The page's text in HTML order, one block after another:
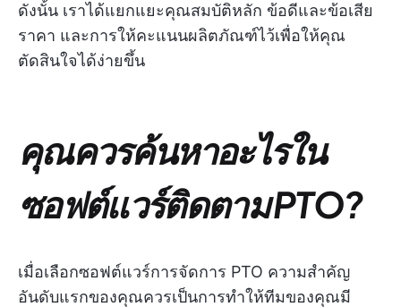
ดังนั้น เราได้แยกแยะคุณสมบัติหลัก ข้อดีและข้อเสีย
ราคา และการให้คะแนนผลิตภัณฑ์ไว้เพื่อให้คุณ
ตัดสินใจได้ง่ายขึ้น
คุณควรค้นหาอะไรใน
ซอฟต์แวร์ติดตาม PTO?
เมื่อเลือกซอฟต์แวร์การจัดการ PTO ความสำคัญ
อันดับแรกของคุณควรเป็นการทำให้ทีมของคุณมี